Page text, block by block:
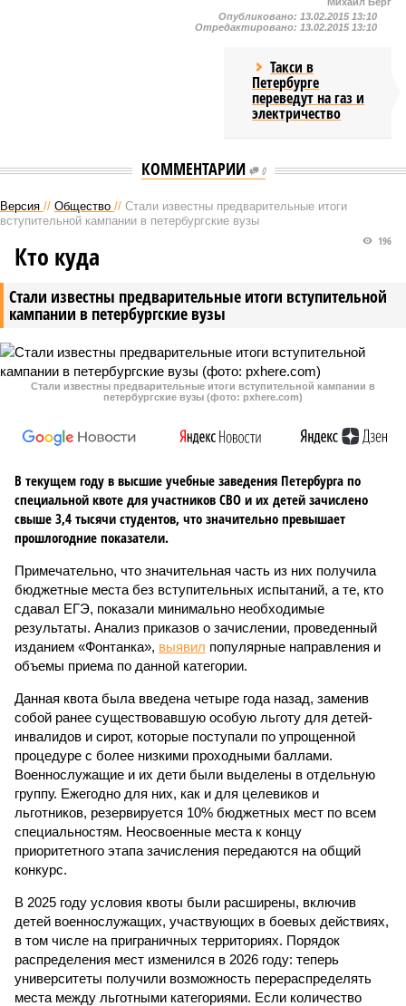
Опубликовано: 13.02.2015 13:10
Отредактировано: 13.02.2015 13:10
Такси в
Петербурге
переведут на газ и
электричество
КОММЕНТАРИИ 0
Версия // Общество // Стали известны предварительные итоги
вступительной кампании в петербургские вузы
Стали известны предварительные итоги вступительной
кампании в петербургские вузы
196
Кто куда
Стали известны предварительные итоги вступительной кампании в
петербургские вузы (фото: pxhere.com)
В текущем году в высшие учебные заведения Петербурга по
специальной квоте для участников СВО и их детей зачислено
свыше 3,4 тысячи студентов, что значительно превышает
прошлогодние показатели.
Примечательно, что значительная часть из них получила
бюджетные места без вступительных испытаний, а те, кто
сдавал ЕГЭ, показали минимально необходимые
результаты. Анализ приказов о зачислении, проведенный
изданием «Фонтанка», выявил популярные направления и
объемы приема по данной категории.
Данная квота была введена четыре года назад, заменив
собой ранее существовавшую особую льготу для детей-
инвалидов и сирот, которые поступали по упрощенной
процедуре с более низкими проходными баллами.
Военнослужащие и их дети были выделены в отдельную
группу. Ежегодно для них, как и для целевиков и
льготников, резервируется 10% бюджетных мест по всем
специальностям. Неосвоенные места к концу
приоритетного этапа зачисления передаются на общий
конкурс.
В 2025 году условия квоты были расширены, включив
детей военнослужащих, участвующих в боевых действиях,
в том числе на приграничных территориях. Порядок
распределения мест изменился в 2026 году: теперь
университеты получили возможность перераспределять
места между льготными категориями. Если количество